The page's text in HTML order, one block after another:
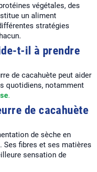
végétales, des
un aliment
stratégies
t-il à prendre
de cacahuète peut aider
quotidiens, notamment
.
de cacahuète
de sèche en
fibres et ses matières
sensation de